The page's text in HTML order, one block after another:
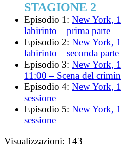
STAGIONE 2
Episodio 1: New York,
labirinto – prima parte
Episodio 2: New York,
labirinto – seconda parte
Episodio 3: New York,
11:00 – Scena del
Episodio 4: New York,
sessione
Episodio 5: New York,
sessione
Visualizzazioni: 143